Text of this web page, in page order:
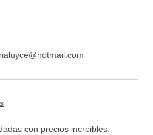
con precios increibles.